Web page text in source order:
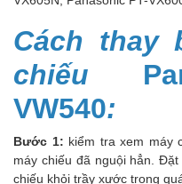
Cách thay
chiếu
VW540:
Bước 1: kiểm tra xem máy
máy chiếu đã nguội hẳn.
chiếu khỏi trầy xước trong